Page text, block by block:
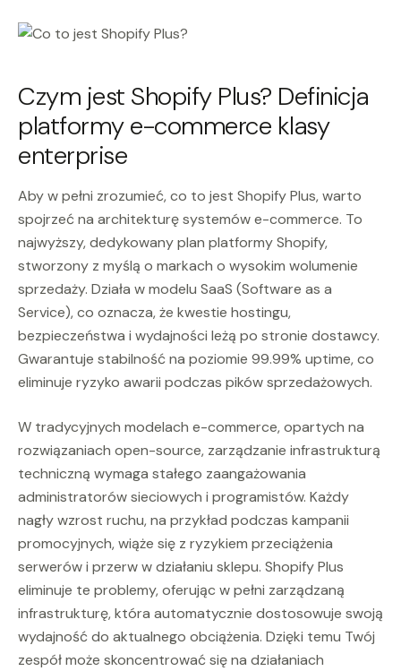
Czym jest Shopify Plus? Definicja
platformy e-commerce klasy
enterprise
Aby w pełni zrozumieć, co to jest Shopify Plus, warto
spojrzeć na architekturę systemów e-commerce. To
najwyższy, dedykowany plan platformy Shopify,
stworzony z myślą o markach o wysokim wolumenie
sprzedaży. Działa w modelu SaaS (Software as a
Service), co oznacza, że kwestie hostingu,
bezpieczeństwa i wydajności leżą po stronie dostawcy.
Gwarantuje stabilność na poziomie 99.99% uptime, co
eliminuje ryzyko awarii podczas pików sprzedażowych.
W tradycyjnych modelach e-commerce, opartych na
rozwiązaniach open-source, zarządzanie infrastrukturą
techniczną wymaga stałego zaangażowania
administratorów sieciowych i programistów. Każdy
nagły wzrost ruchu, na przykład podczas kampanii
promocyjnych, wiąże się z ryzykiem przeciążenia
serwerów i przerw w działaniu sklepu. Shopify Plus
eliminuje te problemy, oferując w pełni zarządzaną
infrastrukturę, która automatycznie dostosowuje swoją
wydajność do aktualnego obciążenia. Dzięki temu Twój
zespół może skoncentrować się na działaniach